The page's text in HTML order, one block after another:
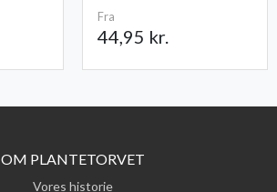
Fra
44,95 kr.
OM PLANTETORVET
Vores historie